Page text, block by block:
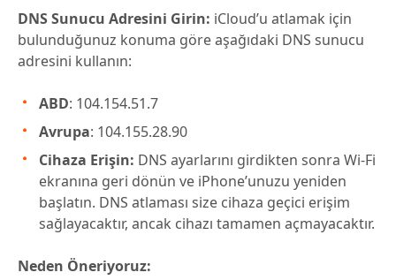
DNS Sunucu Adresini Girin: iCloud’u atlamak için
bulunduğunuz konuma göre aşağıdaki DNS sunucu
adresini kullanın:
ABD: 104.154.51.7
Avrupa: 104.155.28.90
Cihaza Erişin: DNS ayarlarını girdikten sonra Wi-Fi
ekranına geri dönün ve iPhone’unuzu yeniden
başlatın. DNS atlaması size cihaza geçici erişim
sağlayacaktır, ancak cihazı tamamen açmayacaktır.
Neden Öneriyoruz: